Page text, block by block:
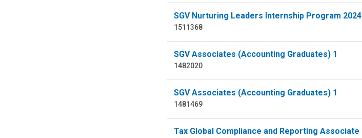
SGV Nurturing Leaders Internship Program 2024
1511368
SGV Associates (Accounting Graduates) 1
1482020
SGV Associates (Accounting Graduates) 1
1481469
Tax Global Compliance and Reporting Associate